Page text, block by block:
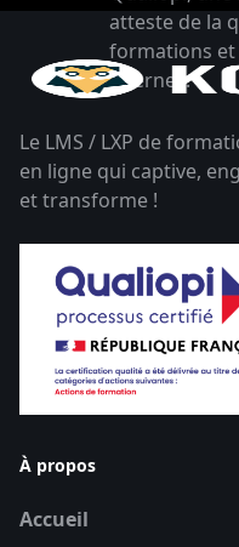
atteste de la
formations et
internes.
Le LMS / LXP de
en ligne qui captive,
et transforme !
À propos
Accueil